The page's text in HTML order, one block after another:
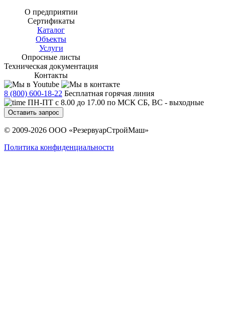
О предприятии
Сертификаты
Каталог
Объекты
Услуги
Опросные листы
Техническая документация
Контакты
8 (800) 600-18-22 Бесплатная горячая линия
ПН-ПТ с 8.00 до 17.00 по МСК СБ, ВС - выходные
Оставить запрос
© 2009-2026 ООО «РезервуарСтройМаш»
Политика конфиденциальности